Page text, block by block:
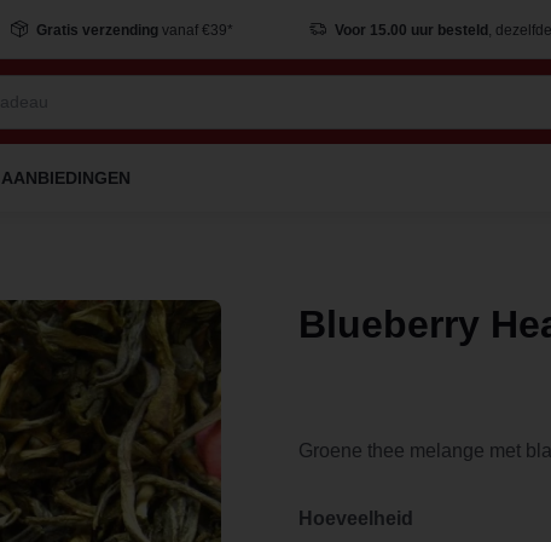
Gratis verzending vanaf €39* Voor 15.00 uur besteld ,
AANBIEDINGEN
Blueberry
Groene thee melange met
Hoeveelheid